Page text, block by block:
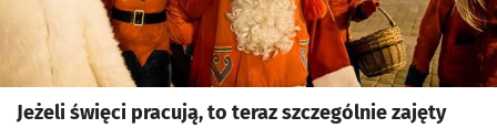
Jeżeli święci pracują, to teraz szczególnie zajęty